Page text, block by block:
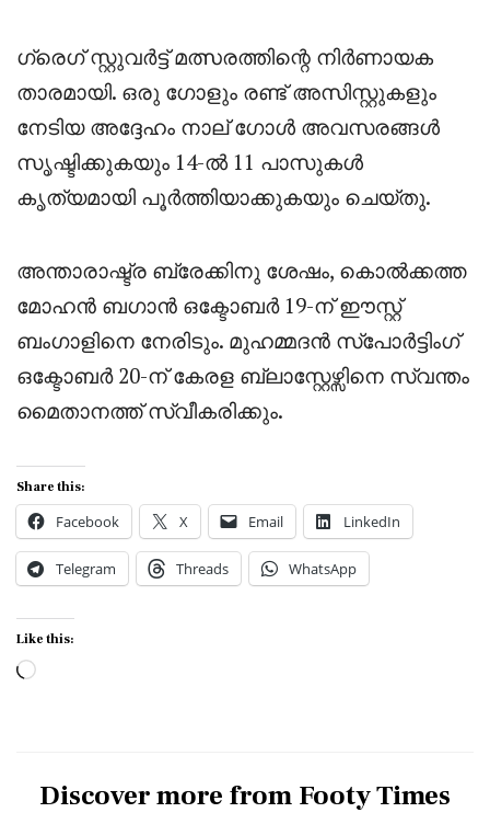
ഗ്രെഗ് സ്റ്റുവർട്ട് മത്സരത്തിന്റെ നിർണായക
താരമായി. ഒരു ഗോളും രണ്ട് അസിസ്റ്റുകളും
നേടിയ അദ്ദേഹം നാല് ഗോൾ അവസരങ്ങൾ
സൃഷ്ടിക്കുകയും 14-ൽ 11 പാസുകൾ
കൃത്യമായി പൂർത്തിയാക്കുകയും ചെയ്തു.
അന്താരാഷ്ട്ര ബ്രേക്കിനു ശേഷം, കൊൽക്കത്ത
മോഹൻ ബഗാൻ ഒക്ടോബർ 19-ന് ഈസ്റ്റ്
ബംഗാളിനെ നേരിടും. മുഹമ്മദൻ സ്പോർട്ടിംഗ്
ഒക്ടോബർ 20-ന് കേരള ബ്ലാസ്റ്റേഴ്സിനെ സ്വന്തം
മൈതാനത്ത് സ്വീകരിക്കും.
Share this:
Facebook X Email LinkedIn
Telegram Threads WhatsApp
Like this:
Loading…
Discover more from Footy Times